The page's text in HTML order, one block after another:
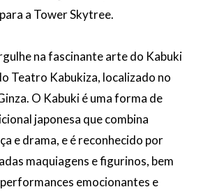
a Tower Skytree.
na fascinante arte do Kabuki
Teatro Kabukiza, localizado no
O Kabuki é uma forma de
japonesa que combina
e drama, e é reconhecido por
maquiagens e figurinos, bem
emocionantes e